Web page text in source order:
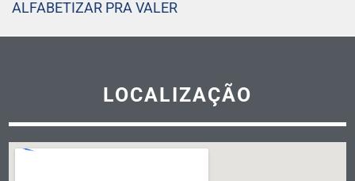
ALFABETIZAR PRA VALER
LOCALIZAÇÃO